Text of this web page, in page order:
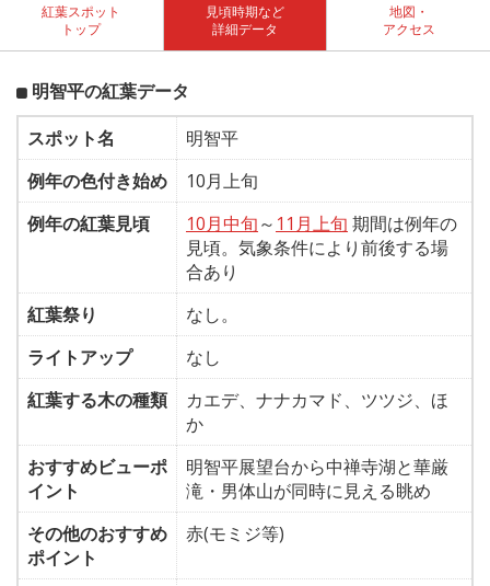
紅葉スポット
トップ
見頃時期など
詳細データ
地図・
アクセス
明智平の紅葉データ
スポット名
明智平
例年の色付き始め
10月上旬
例年の紅葉見頃
10月中旬～ 11月上旬 期間は例年の
見頃。気象条件により前後する場
合あり
紅葉祭り
なし。
ライトアップ
なし
紅葉する木の種類
カエデ、ナナカマド、ツツジ、ほ
か
おすすめビューポ
イント
明智平展望台から中禅寺湖と華厳
滝・男体山が同時に見える眺め
その他のおすすめ
ポイント
赤(モミジ等)